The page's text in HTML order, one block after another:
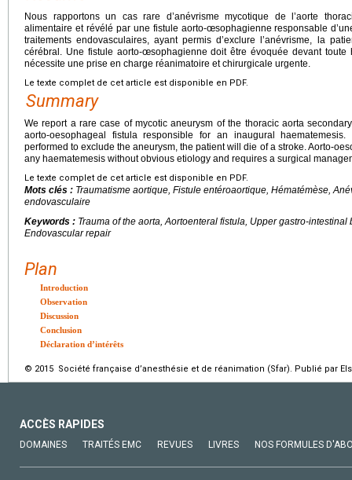
Nous rapportons un cas rare d’anévrisme mycotique de l’aorte
alimentaire et révélé par une fistule aorto-œsophagienne responsable
traitements endovasculaires, ayant permis d’exclure l’anévrisme, la
cérébral. Une fistule aorto-œsophagienne doit être évoquée devant toute
nécessite une prise en charge réanimatoire et chirurgicale urgente.
Le texte complet de cet article est disponible en PDF.
Summary
We report a rare case of mycotic aneurysm of the thoracic aorta
aorto-oesophageal fistula responsible for an inaugural
performed to exclude the aneurysm, the patient will die of a stroke. Aorto-
any haematemesis without obvious etiology and requires a surgical
Le texte complet de cet article est disponible en PDF.
Mots clés : Traumatisme aortique, Fistule entéroaortique, Hématémèse,
endovasculaire
Keywords : Trauma of the aorta, Aortoenteral fistula, Upper gastro-
Endovascular repair
Plan
Introduction
Observation
Discussion
Conclusion
Déclaration d’intérêts
© 2015 Société française d’anesthésie et de réanimation (Sfar). Publié par
ACCÈS RAPIDES
DOMAINES TRAITÉS EMC REVUES LIVRES NOS FORMULES